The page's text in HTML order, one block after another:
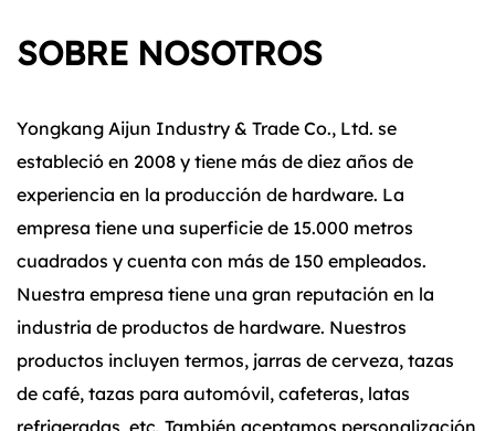
SOBRE NOSOTROS
Yongkang Aijun Industry & Trade Co., Ltd. se
estableció en 2008 y tiene más de diez años de
experiencia en la producción de hardware. La
empresa tiene una superficie de 15.000 metros
cuadrados y cuenta con más de 150 empleados.
Nuestra empresa tiene una gran reputación en la
industria de productos de hardware. Nuestros
productos incluyen termos, jarras de cerveza, tazas
de café, tazas para automóvil, cafeteras, latas